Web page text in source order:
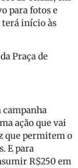
para fotos e
terá início às
Praça de
ação que vai
que permitem o
E para
R$250 em